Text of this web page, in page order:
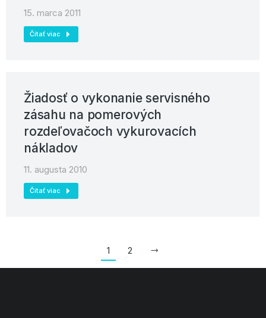
15. marca 2011
Čítať viac
Žiadosť o vykonanie servisného
zásahu na pomerových
rozdeľovačoch vykurovacích
nákladov
11. augusta 2010
Čítať viac
1 2